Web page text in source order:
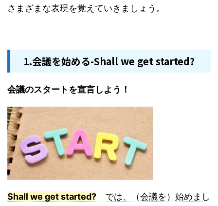
さまざまな表現を覚えていきましょう。
1.会議を始める-Shall we get started?
会議のスタートを宣言しよう！
Shall we get started? では、（会議を）始めまし